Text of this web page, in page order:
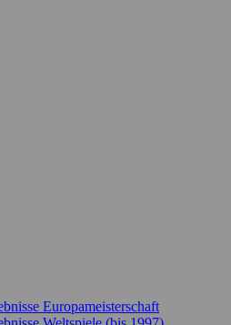
Europameisterschaft